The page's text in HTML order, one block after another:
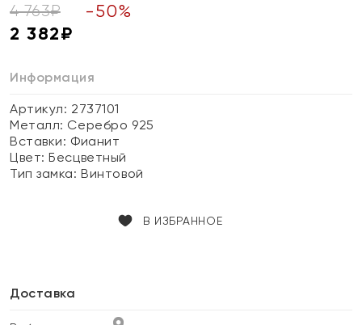
4 763₽ -50%
2 382₽
Информация
Артикул: 2737101
Металл: Серебро 925
Вставки: Фианит
Цвет:Бесцветный
Тип замка:Винтовой
В ИЗБРАННОЕ
Доставка